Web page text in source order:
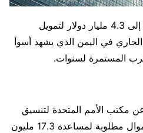
أعلنت الأمم المتحدة احتياجها إلى 4.3 مليار دولار لتمويل
الجاري في اليمن الذي يشهد أسوأ
المستمرة لسنوات.
مكتب الأمم المتحدة لتنسيق
الشؤون الإنسانية قوله إن الأموال مطلوبة لمساعدة 17.3 مليون